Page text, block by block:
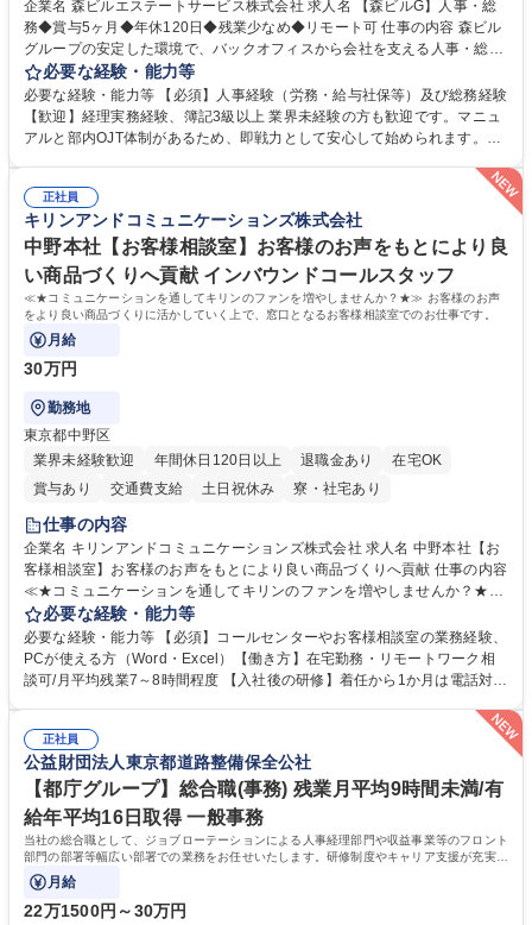
企業名 森ビルエステートサービス株式会社 求人名 【森ビルG】人事・総
務◆賞与5ヶ月◆年休120日◆残業少なめ◆リモート可 仕事の内容 森ビル
グループの安定した環境で、バックオフィスから会社を支える人事・総務
をお任せします。 労務と総務の業務をバランスよく担当し、ゆくゆくは制
度改定などのコア業務にも挑戦できる、やりがいある環境です。 ■勤怠管
理、給与計算、社会保険手続き、年末調整等の労務管理全般 ■入退社手続
き、社内規定の改定や人事制度改定などのコア業務 ■社内イベントの企画
は部内のOJTを中心に、あなたの経験に合わせて不足している部分はいつ
でも質問・相談できる環境が整っているため、安心して成長できます。 募
集職種 【森ビルG】人事・総務◆賞与5ヶ月◆年休120日◆残業少なめ◆
リモート可
必要な経験・能力等
必要な経験・能力等 【必須】人事経験（労務・給与社保等）及び総務経験
【歓迎】経理実務経験、簿記3級以上 業界未経験の方も歓迎です。マニュ
アルと部内OJT体制があるため、即戦力として安心して始められます。
ます。定型業務に留まらず、社内規定や人事制度の改定など会社のコア業
務に挑戦できるため、自身の成長と組織への貢献度をダイレクトに実感で
きます。 残業少なめ、週1日リモート可など、ワークライフバランスを保
ち長期活躍できる環境です。 「これまでの幅広い経験を活かし、長期的な
キャリアを築きたい」という前向きな意欲と挑戦を全力で応援します。 学
歴・資格 学歴：大学院 大学 高専 短大 専修学校 高校 語学力： 資格：日商
簿記検定1級 日商簿記検定2級 日商簿記検定3級
正社員
キリンアンドコミュニケーションズ株式会社
中野本社【お客様相談室】お客様のお声をもとにより良
い商品づくりへ貢献 インバウンドコールスタッフ
≪★コミュニケーションを通してキリンのファンを増やしませんか？★≫ お客様のお声
をより良い商品づくりに活かしていく上で、窓口となるお客様相談室でのお仕事です。
月給
30万円
勤務地
東京都中野区
業界未経験歓迎
年間休日120日以上 退職金あり
在宅OK
賞与あり
交通費支給 土日祝休み 寮・社宅あり
仕事の内容
企業名 キリンアンドコミュニケーションズ株式会社 求人名 中野本社【お
客様相談室】お客様のお声をもとにより良い商品づくりへ貢献 仕事の内容
≪★コミュニケーションを通してキリンのファンを増やしませんか？★≫
お客様のお声をより良い商品づくりに活かしていく上で、窓口となるお客
様相談室でのお仕事です。 日々お客様からいただくキリングループへのご
意見を、企業活動に活かしています。お客様からの声に迅速かつ誠意をも
って対応、情報提供するとともにグループ内活動に反映しています。 【具
人チャットボット対応など。 【1日の対応件数】■電話：月間一人当たり
平均100件前後■メール・手紙：同上40件前後 募集職種 中野本社【お客様
相談室】お客様のお声をもとにより良い商品づくりへ貢献
必要な経験・能力等
必要な経験・能力等 【必須】コールセンターやお客様相談室の業務経験、
PCが使える方（Word・Excel）【働き方】在宅勤務・リモートワーク相
談可/月平均残業7～8時間程度 【入社後の研修】着任から1か月は電話対応
施する予定です。独り立ち以降もしっかりフォローする体制を整えていま
すのでご安心ください。 【当社について】キリングループの広報機能を担
う会社として、お客様との出会いを大切にし、磨き上げたホスピタリティ
を込めてコミュニケーションをとりながら広報関連業務を行っておりま
す。 学歴・資格 学歴：大学院 大学 高専 短大 専修学校 高校 語学力： 資
格：
正社員
公益財団法人東京都道路整備保全公社
【都庁グループ】総合職(事務) 残業月平均9時間未満/有
給年平均16日取得 一般事務
当社の総合職として、ジョブローテーションによる人事経理部門や収益事業等のフロント
部門の部署等幅広い部署での業務をお任せいたします。研修制度やキャリア支援が充実し
ております！ ※下記業務詳細
月給
22万1500円～30万円